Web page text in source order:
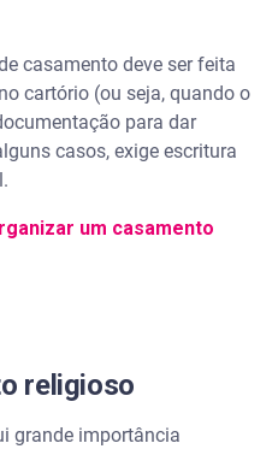
casamento deve ser feita
cartório (ou seja, quando o
para dar
casos, exige escritura
um casamento
religioso
grande importância